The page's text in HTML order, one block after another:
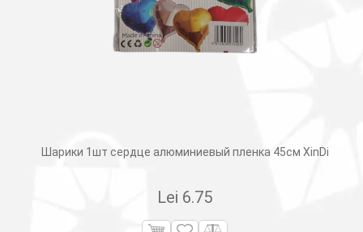
Шарики 1шт сердце алюминиевый пленка 45см XinDi
Lei 6.75